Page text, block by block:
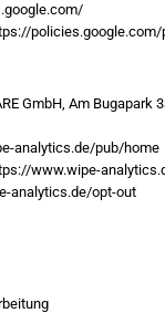
policies.google.com/
GmbH, Am Bugapark
analytics.de/pub/home
www.wipe-
analytics.de/opt-out